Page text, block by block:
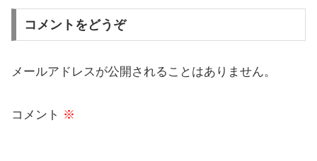
コメントをどうぞ
メールアドレスが公開されることはありません。
コメント ※